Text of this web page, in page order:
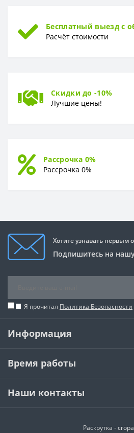
Бесплатный выезд с
Расчёт стоимости
Скидки до -10%
Лучшие цены!
Рассрочка 0%
Рассрочка 0%
Хотите узнавать первым
Подпишитесь на
Я прочитал Политика Безопасности
Информация
Время работы
Наши контакты
Раскрутка -